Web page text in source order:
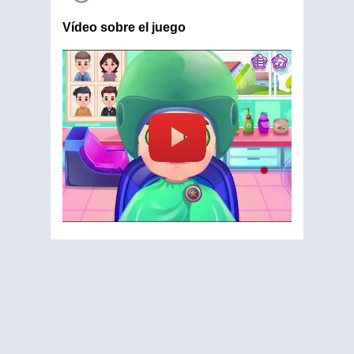
Vídeo sobre el juego